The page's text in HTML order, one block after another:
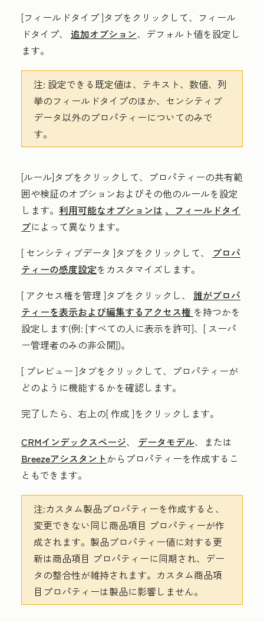
[フィールドタイプ]タブをクリックして、フィール
ドタイプ、 追加オプション、デフォルト値を設定し
ます。
注: 設定できる既定値は、テキスト、数値、列
挙のフィールドタイプのほか、センシティブ
データ以外のプロパティーについてのみで
す。
[ルール]タブをクリックして、プロパティーの共有範
囲や検証のオプションおよびその他のルールを設定
します。 利用可能なオプションは 、フィールドタイ
プによって異なります。
[ センシティブデータ ]タブをクリックして、
プロパ
ティーの感度設定をカスタマイズします。
[ アクセス権を管理 ]タブをクリックし、 誰がプロパ
ティーを表示および編集するアクセス権 を持つかを
設定します(例: [すべての人に表示を許可]、[ スーパ
ー管理者のみの非公開])。
[ プレビュー ]タブをクリックして、プロパティーが
どのように機能するかを確認します。
完了したら、右上の[作成 ]をクリックします。
CRMインデックスページ、 データモデル、または
Breezeアシスタントからプロパティーを作成するこ
ともできます。
注:カスタム製品プロパティーを作成すると、
変更できない同じ商品項目 プロパティーが作
成されます。製品プロパティー値に対する更
新は商品項目 プロパティーに同期され、デー
タの整合性が維持されます。カスタム商品項
目プロパティーは製品に影響しません。